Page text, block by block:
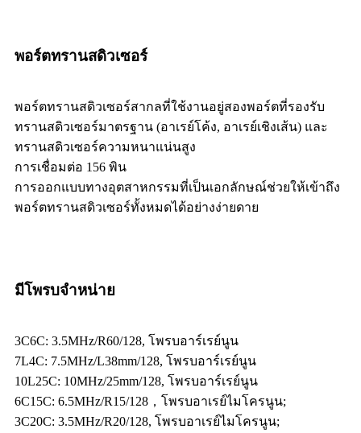
พอร์ตทรานสดิวเซอร์
พอร์ตทรานสดิวเซอร์สากลที่ใช้งานอยู่สองพอร์ตที่รองรับ
ทรานสดิวเซอร์มาตรฐาน (อาเรย์โค้ง, อาเรย์เชิงเส้น) และ
ทรานสดิวเซอร์ความหนาแน่นสูง
การเชื่อมต่อ 156 พิน
การออกแบบทางอุตสาหกรรมที่เป็นเอกลักษณ์ช่วยให้เข้าถึง
พอร์ตทรานสดิวเซอร์ทั้งหมดได้อย่างง่ายดาย
มีโพรบจำหน่าย
3C6C: 3.5MHz/R60/128, โพรบอาร์เรย์นูน
7L4C: 7.5MHz/L38mm/128, โพรบอาร์เรย์นูน
10L25C: 10MHz/25mm/128, โพรบอาร์เรย์นูน
6C15C: 6.5MHz/R15/128，โพรบอาเรย์ไมโครนูน;
3C20C: 3.5MHz/R20/128, โพรบอาเรย์ไมโครนูน;